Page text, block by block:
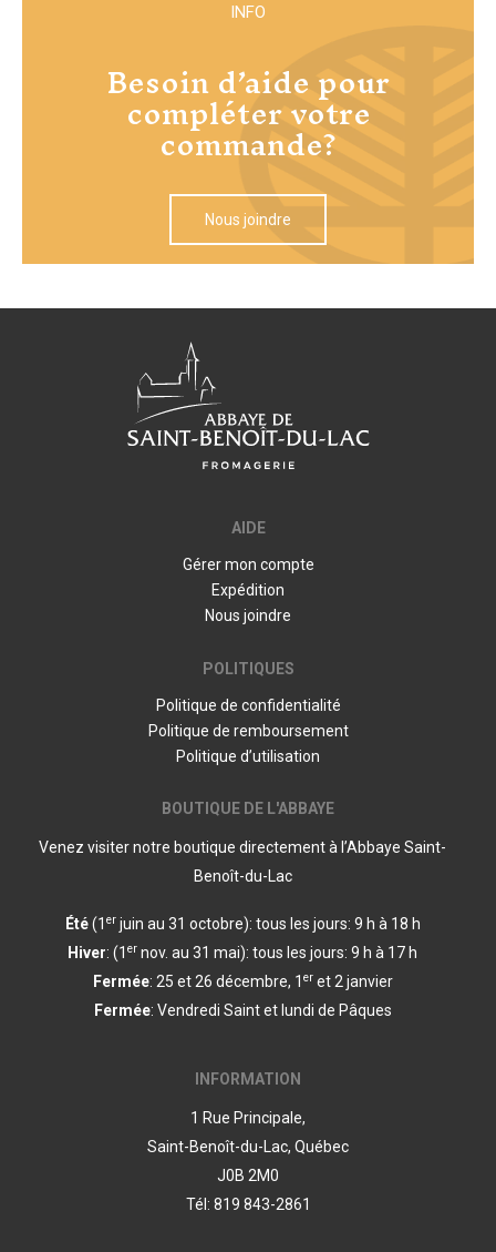
INFO
Besoin d’aide pour
compléter votre
commande?
Nous joindre
AIDE
Gérer mon compte
Expédition
Nous joindre
POLITIQUES
Politique de confidentialité
Politique de remboursement
Politique d’utilisation
BOUTIQUE DE L'ABBAYE
Venez visiter notre boutique directement à l’Abbaye Saint-
Benoît-du-Lac
Été(1 er juin au 31 octobre): tous les jours: 9 h à 18 h
Hiver: (1 er nov. au 31 mai): tous les jours: 9 h à 17 h
Fermée: 25 et 26 décembre, 1 eret 2 janvier
Fermée: Vendredi Saint et lundi de Pâques
INFORMATION
1 Rue Principale,
Saint-Benoît-du-Lac, Québec
J0B 2M0
Tél: 819 843-2861